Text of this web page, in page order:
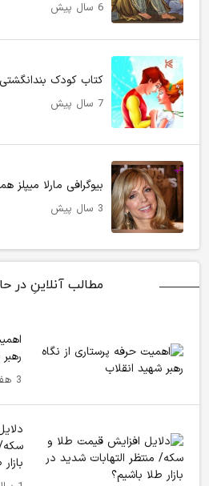
6 سال پیش
کتاب کودک
7 سال پیش
بیوگرافی مارلا
3 سال پیش
مطالب آنلاینِ در
3 هفته پیش
سکه/